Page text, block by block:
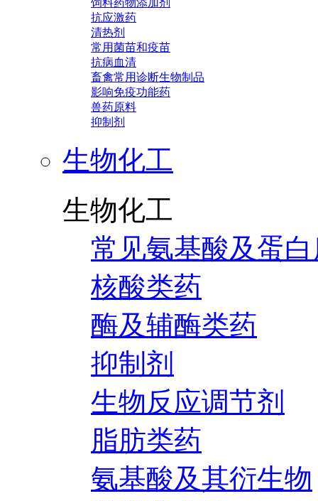
饲料药物添加剂
抗应激药
清热剂
常用菌苗和疫苗
抗病血清
畜禽常用诊断生物制品
影响免疫功能药
兽药原料
抑制剂
生物化工
生物化工
常见氨基酸及蛋
核酸类药
酶及辅酶类药
抑制剂
生物反应调节剂
脂肪类药
氨基酸及其衍生物